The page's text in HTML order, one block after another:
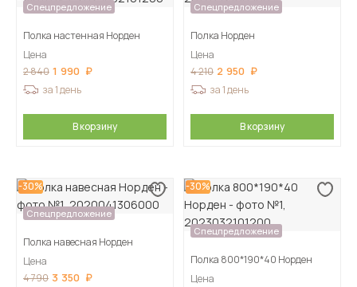
Спецпредложение
Полка настенная Норден
Цена
2 840 1 990
за 1 день
В корзину
Спецпредложение
Полка Норден
Цена
4 210 2 950
за 1 день
В корзину
-30%
Спецпредложение
Полка навесная Норден
Цена
4 790 3 350
-30%
Спецпредложение
Полка 800*190*40 Норден
Цена